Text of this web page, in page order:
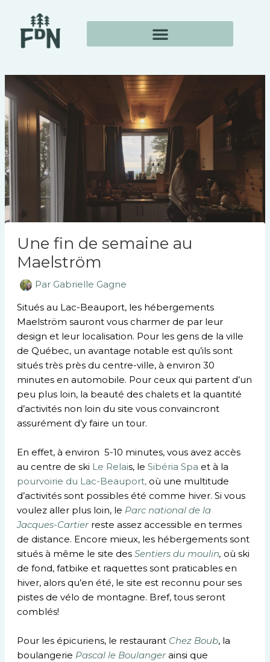
contenu
Une fin de semaine au
Maelström
Par Gabrielle Gagne
Situés au Lac-Beauport, les hébergements
Maelström sauront vous charmer de par leur
design et leur localisation. Pour les gens de la ville
de Québec, un avantage notable est qu’ils sont
situés très près du centre-ville, à environ 30
minutes en automobile. Pour ceux qui partent d’un
peu plus loin, la beauté des chalets et la quantité
d’activités non loin du site vous convaincront
assurément d’y faire un tour.
En effet, à environ 5-10 minutes, vous avez accès
au centre de ski Le Relais, leSibéria Spa et à la
pourvoirie du Lac-Beauport, où une multitude
d’activités sont possibles été comme hiver. Si vous
voulez aller plus loin, le Parc national de la
Jacques-Cartierreste assez accessible en termes
de distance. Encore mieux, les hébergements sont
situés à même le site desSentiers du moulin, où ski
de fond, fatbike et raquettes sont praticables en
hiver, alors qu’en été, le site est reconnu pour ses
pistes de vélo de montagne. Bref, tous seront
comblés!
Pour les épicuriens, le restaurant Chez Boub, la
boulangerie Pascal le Boulangerainsi que
articles